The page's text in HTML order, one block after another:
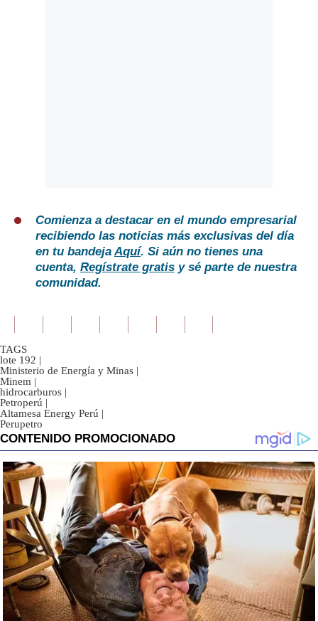
Comienza a destacar en el mundo empresarial
recibiendo las noticias más exclusivas del día
en tu bandejaAquí. Si aún no tienes una
cuenta, Regístrate gratis y sé parte de nuestra
comunidad.
TAGS
lote 192 |
Ministerio de Energía y Minas |
Minem |
hidrocarburos |
Petroperú |
Altamesa Energy Perú |
Perupetro